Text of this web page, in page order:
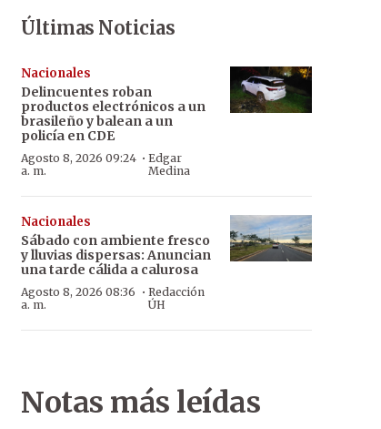
Últimas Noticias
Nacionales
Delincuentes roban
productos electrónicos a un
brasileño y balean a un
policía en CDE
Agosto 8, 2026 09:24
a. m.
· Edgar
Medina
Nacionales
Sábado con ambiente fresco
y lluvias dispersas: Anuncian
una tarde cálida a calurosa
Agosto 8, 2026 08:36
a. m.
·Redacción
ÚH
Notas más leídas